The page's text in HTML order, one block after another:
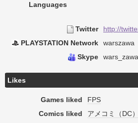
Languages
Twitter
http://
PLAYSTATION Network
warszawa
Skype
wars_zawa
Likes
Games liked
FPS
Comics liked
アメコミ（DC）